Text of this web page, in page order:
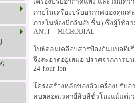
เครื่องปรับอากาศแห้ง และไม่มีค
ภายในเครื่องปรับอากาศของคุณสะ
ภายในห้องมีกลิ่นอับชื้น) ซึ่งผู้ใช้สา
ANTI – MICROBIAL
ใบพัดลมเคลือบสารป้องกันแบคทีเ
จึงสะอาดอยู่เสมอ ปราศจากการป
24-hour Ion
โครงสร้างหลักของตัวเครื่องปรั
ลบตลอดเวลายี่สิบสี่ชั่วโมงแม้แต่เว